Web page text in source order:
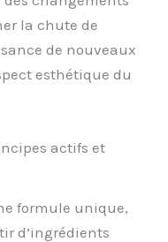
la chute de
de nouveaux
esthétique du
actifs et
formule unique,
d’ingrédients